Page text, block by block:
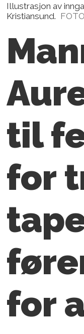
Illustrasjon av
Kristiansund.
til
for
for